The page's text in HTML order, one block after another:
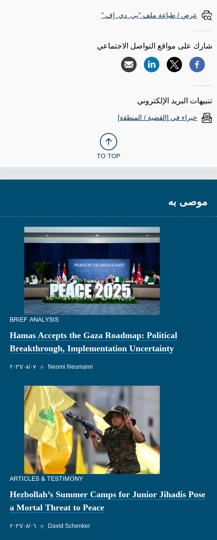
عرض / طباعة ملف "پي. دي. إف."
شارك على مواقع التواصل الاجتماعي
تنبيهات البريد الإلكتروني
خبراء في [القضية / المنطقة]
TO TOP
موصى به
BRIEF ANALYSIS
Hamas Accepts the Gaza Roadmap: Political
Breakthrough, Implementation Uncertainty
٠٧‏/٠٨‏/٢٠٢٦ ◆ Neomi Neumann
ARTICLES & TESTIMONY
Hezbollah’s Summer Camps for Junior Jihadis Pose
a Mortal Threat to Peace
٠٦‏/٠٨‏/٢٠٢٦ ◆ David Schenker